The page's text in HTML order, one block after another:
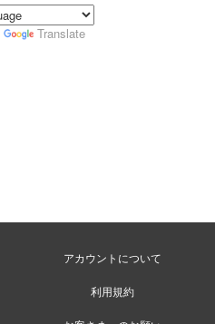
Translate
アカウントについて
利用規約